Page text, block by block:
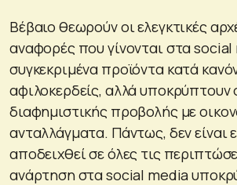
Βέβαιο θεωρούν οι ελεγκτικές
αναφορές που γίνονται στα
συγκεκριμένα προϊόντα κατά
αφιλοκερδείς, αλλά υποκρύπτουν
διαφημιστικής προβολής με
ανταλλάγματα. Πάντως, δεν είναι
αποδειχθεί σε όλες τις
ανάρτηση στα social media